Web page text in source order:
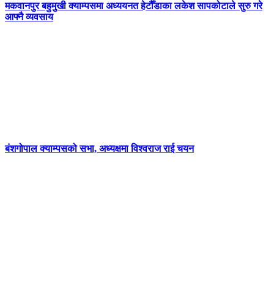
मकवानपुर बहुमुखी क्याम्पसमा अध्ययनत हेटौँडाका लकेश सापकोटाले सुरु गरे
आफ्नै व्यवसाय
बंशगोपाल क्याम्पसको सभा, अध्यक्षमा विश्वराज राई चयन